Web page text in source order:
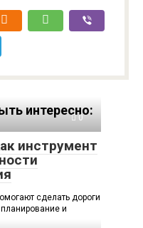
интересно:
0
инструмент
сделать дороги
и